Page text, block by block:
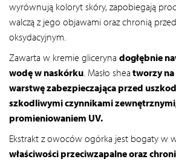
wyrównują koloryt skóry, zapobiegają
walczą z jego objawami oraz chronią
oksydacyjnym.
Zawarta w kremie gliceryna dogłębnie
wodę w naskórku. Masło sheatworzy
warstwę zabezpieczająca przed
szkodliwymi czynnikami
promieniowaniem UV.
Ekstrakt z owoców ogórka jest bogaty w
właściwości przeciwzapalne oraz